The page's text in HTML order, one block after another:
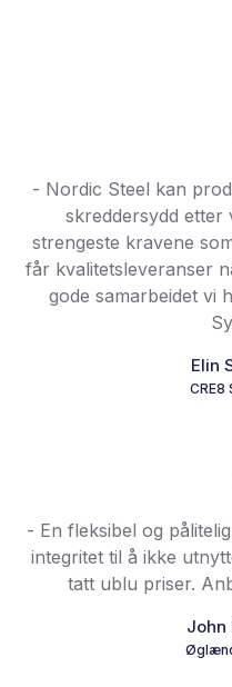
- Nordic Steel kan
skreddersydd etter
strengeste kravene
får kvalitetsleveranser
gode samarbeidet vi
Elin
CRE8
- En fleksibel og
integritet til å ikke
tatt ublu priser.
John